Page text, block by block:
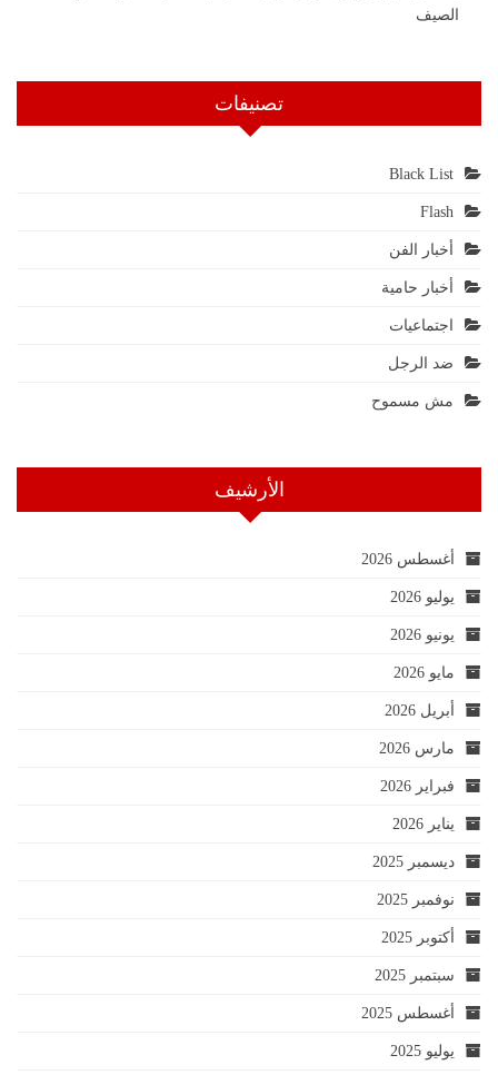
الصيف
تصنيفات
Black List
Flash
أخبار الفن
أخبار حامية
اجتماعيات
ضد الرجل
مش مسموح
الأرشيف
أغسطس 2026
يوليو 2026
يونيو 2026
مايو 2026
أبريل 2026
مارس 2026
فبراير 2026
يناير 2026
ديسمبر 2025
نوفمبر 2025
أكتوبر 2025
سبتمبر 2025
أغسطس 2025
يوليو 2025